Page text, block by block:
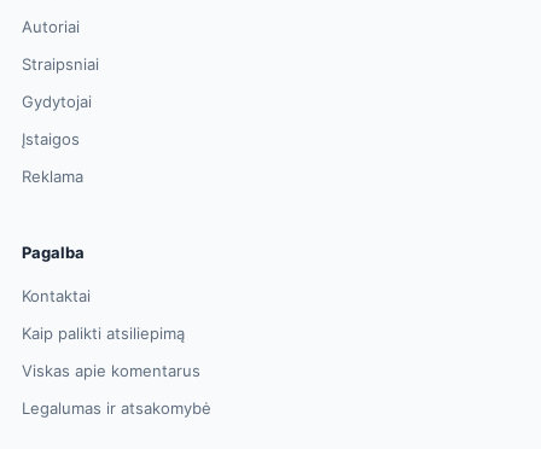
Autoriai
Straipsniai
Gydytojai
Įstaigos
Reklama
Pagalba
Kontaktai
Kaip palikti atsiliepimą
Viskas apie komentarus
Legalumas ir atsakomybė